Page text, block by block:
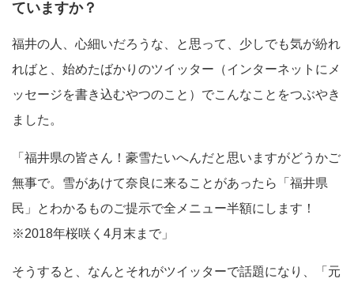
ていますか？
福井の人、心細いだろうな、と思って、少しでも気が紛れ
ればと、始めたばかりのツイッター（インターネットにメ
ッセージを書き込むやつのこと）でこんなことをつぶやき
ました。
「福井県の皆さん！豪雪たいへんだと思いますがどうかご
無事で。雪があけて奈良に来ることがあったら「福井県
民」とわかるものご提示で全メニュー半額にします！
※2018年桜咲く4月末まで」
そうすると、なんとそれがツイッターで話題になり、「元